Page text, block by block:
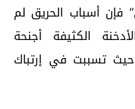
أسباب الحريق لم
الكثيفة أجنحة
تسببت في إرتباك